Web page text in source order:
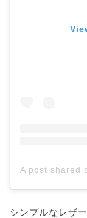
A post shared
シンプルなレザ